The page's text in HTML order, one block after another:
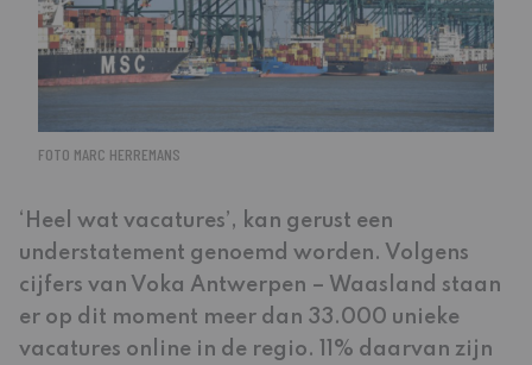
FOTO MARC HERREMANS
‘Heel wat vacatures’, kan gerust een
understatement genoemd worden. Volgens
cijfers van Voka Antwerpen – Waasland staan
er op dit moment meer dan 33.000 unieke
vacatures online in de regio. 11% daarvan zijn